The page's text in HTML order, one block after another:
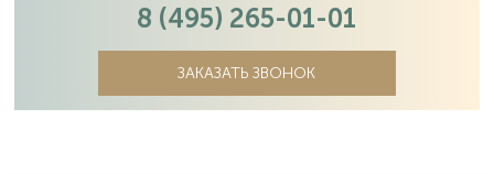
8 (495) 265-01-01
ЗАКАЗАТЬ ЗВОНОК